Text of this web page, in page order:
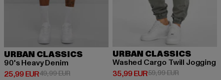
URBAN CLASSICS
90's Heavy Denim
25,99 EUR
Derzeitiger Preis: 25,99 EUR
49,99 EURAktionspreis: 49,99 EUR
URBAN CLASSICS
Washed Cargo Twill Jogging
35,99 EUR
Derzeitiger Preis: 35,99 EUR
59,99 EURAktionspreis: